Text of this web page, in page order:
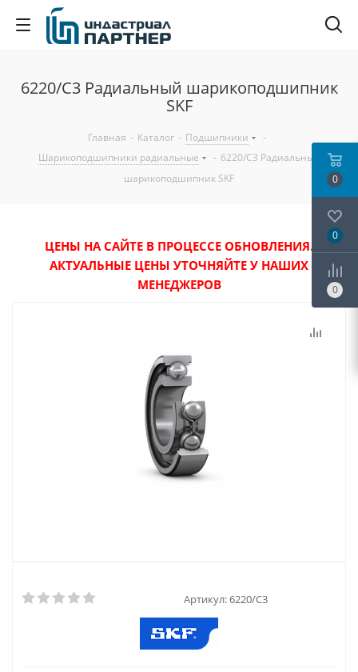
6220/C3 Радиальный шарикоподшипник
SKF
Главная - Каталог - Подшипники
-
Шарикоподшипники радиальные
- 6220/C3 Радиальный
шарикоподшипник SKF
ЦЕНЫ НА САЙТЕ В ПРОЦЕССЕ ОБНОВЛЕНИЯ.
АКТУАЛЬНЫЕ ЦЕНЫ УТОЧНЯЙТЕ У НАШИХ
МЕНЕДЖЕРОВ
Артикул:6220/C3
0
0
0